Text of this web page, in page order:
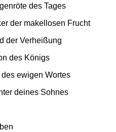
des Tages
der makellosen Frucht
der Verheißung
des Königs
ewigen Wortes
deines Sohnes